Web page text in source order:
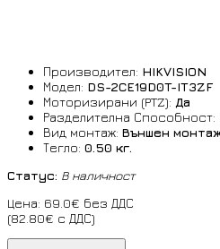
Производител: HIKVISION
Модел: DS-2CE19D0T-IT3ZF
Моторизирани (PTZ): Да
Разделителна Способност:
Вид монтаж: Външен
Тегло: 0.50 кг.
Статус: В наличност
Цена: 69.0€ без ДДС
(82.80€ с ДДС)